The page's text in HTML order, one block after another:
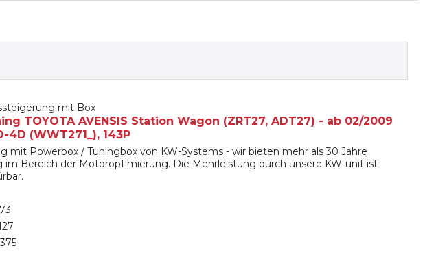
mit Box
TOYOTA AVENSIS Station Wagon (ZRT27, ADT27) - ab 02/2009
4D (WWT271_), 143P
mit Powerbox / Tuningbox von KW-Systems - wir bieten mehr als 30 Jahre
im Bereich der Motoroptimierung. Die Mehrleistung durch unsere KW-unit ist